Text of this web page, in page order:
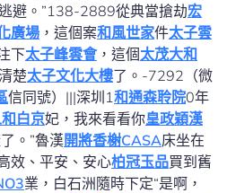
避。”138-2889從典當搶劫宏
廣場 ，這個案和風世家件太子雲
下太子峰雲會，這個太茂大和
楚太子文化大樓了。-7292（微
信同號）|||深圳1和通森聆院0年
白京妃，我來看看你皇政穎漢
。”魯漢開將香榭CASA床坐在
效、平安、安心柏冠玉品買到舊
業，白石洲隨時下定“是啊，